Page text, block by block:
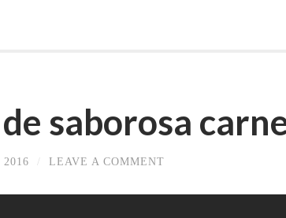
saborosa
2016 LEAVE A COMMENT